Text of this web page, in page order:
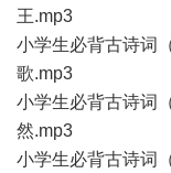
王.mp3
小学生必背古诗词
歌.mp3
小学生必背古诗词
然.mp3
小学生必背古诗词